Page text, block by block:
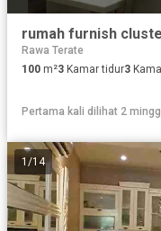
rumah furnish
Rawa Terate
100 m²3 Kamar tidur3
Pertama kali dilihat 2
1 /14